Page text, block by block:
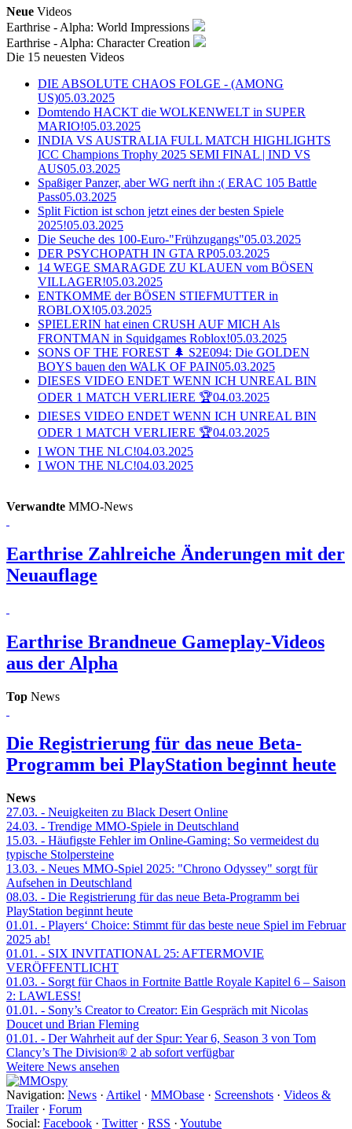
Neue Videos
Earthrise - Alpha: World Impressions
Earthrise - Alpha: Character Creation
Die 15 neuesten Videos
DIE ABSOLUTE CHAOS FOLGE - (AMONG
US)05.03.2025
Domtendo HACKT die WOLKENWELT in SUPER
MARIO!05.03.2025
INDIA VS AUSTRALIA FULL MATCH HIGHLIGHTS
ICC Champions Trophy 2025 SEMI FINAL | IND VS
AUS05.03.2025
Spaßiger Panzer, aber WG nerft ihn :( ERAC 105 Battle
Pass05.03.2025
Split Fiction ist schon jetzt eines der besten Spiele
2025!05.03.2025
Die Seuche des 100-Euro-"Frühzugangs"05.03.2025
DER PSYCHOPATH IN GTA RP05.03.2025
14 WEGE SMARAGDE ZU KLAUEN vom BÖSEN
VILLAGER!05.03.2025
ENTKOMME der BÖSEN STIEFMUTTER in
ROBLOX!05.03.2025
SPIELERIN hat einen CRUSH AUF MICH Als
FRONTMAN in Squidgames Roblox!05.03.2025
SONS OF THE FOREST 🌲 S2E094: Die GOLDEN
BOYS bauen den WALK OF PAIN05.03.2025
DIESES VIDEO ENDET WENN ICH UNREAL BIN
ODER 1 MATCH VERLIERE 🏆04.03.2025
DIESES VIDEO ENDET WENN ICH UNREAL BIN
ODER 1 MATCH VERLIERE 🏆04.03.2025
I WON THE NLC!04.03.2025
I WON THE NLC!04.03.2025
Verwandte MMO-News
Earthrise Zahlreiche Änderungen mit der
Neuauflage
Earthrise Brandneue Gameplay-Videos
aus der Alpha
Top News
Die Registrierung für das neue Beta-
Programm bei PlayStation beginnt heute
News
27.03. - Neuigkeiten zu Black Desert Online
24.03. - Trendige MMO-Spiele in Deutschland
15.03. - Häufigste Fehler im Online-Gaming: So vermeidest du
typische Stolpersteine
13.03. - Neues MMO-Spiel 2025: "Chrono Odyssey" sorgt für
Aufsehen in Deutschland
08.03. - Die Registrierung für das neue Beta-Programm bei
PlayStation beginnt heute
01.01. - Players‘ Choice: Stimmt für das beste neue Spiel im Februar
2025 ab!
01.01. - SIX INVITATIONAL 25: AFTERMOVIE
VERÖFFENTLICHT
01.03. - Sorgt für Chaos in Fortnite Battle Royale Kapitel 6 – Saison
2: LAWLESS!
01.01. - Sony’s Creator to Creator: Ein Gespräch mit Nicolas
Doucet und Brian Fleming
01.01. - Der Wahrheit auf der Spur: Year 6, Season 3 von Tom
Clancy’s The Division® 2 ab sofort verfügbar
Weitere News ansehen
Navigation: News · Artikel · MMObase · Screenshots · Videos &
Trailer· Forum
Social: Facebook · Twitter· RSS · Youtube